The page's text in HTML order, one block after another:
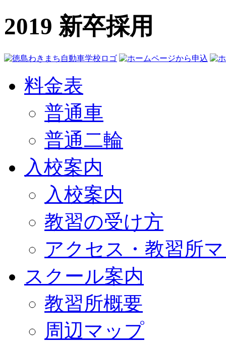
2019 新卒採用
料金表
普通車
普通二輪
入校案内
入校案内
教習の受け方
アクセス・教習所
スクール案内
教習所概要
周辺マップ